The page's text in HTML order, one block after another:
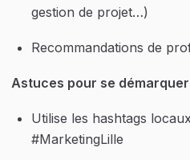
gestion de projet…)
Recommandations de
Astuces pour se démarquer
Utilise les hashtags
#MarketingLille